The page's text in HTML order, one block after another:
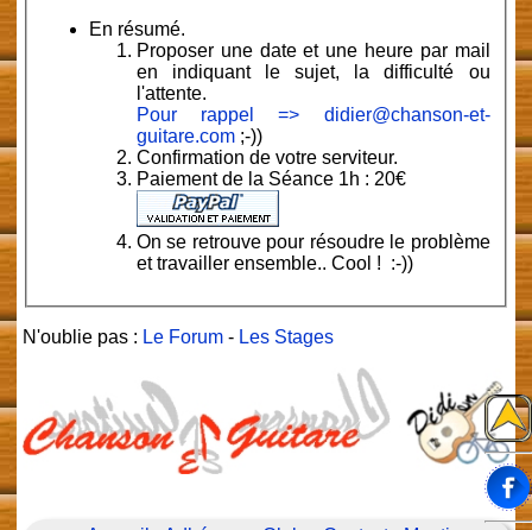
En résumé.
Proposer une date et une heure par mail
en indiquant le sujet, la difficulté ou
l'attente.
Pour rappel => didier@chanson-et-
guitare.com;-))
Confirmation de votre serviteur.
Paiement de la Séance 1h : 20€
On se retrouve pour résoudre le problème
et travailler ensemble.. Cool ! :-))
N'oublie pas : Le Forum- Les Stages